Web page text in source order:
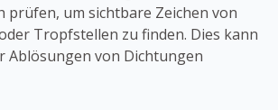
prüfen, um sichtbare Zeichen von
Tropfstellen zu finden. Dies kann
Ablösungen von Dichtungen